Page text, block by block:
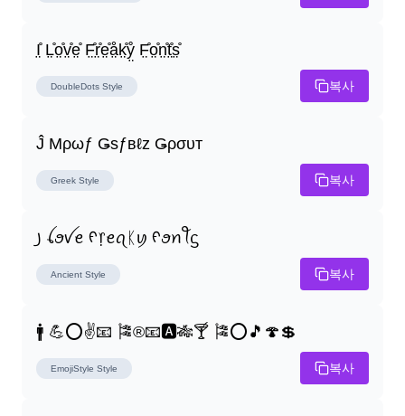
I̤̊ L̤̊o̤̊v̤̊e̤̊ F̤̊r̤̊e̤̊å̤k̤̊ẙ̤ F̤̊o̤̊n̤̊t̤̊s̤̊
DoubleDots Style 복사
Ĵ Μρωƒ Ǥѕƒвℓz Ǥρσυт
Greek Style 복사
꠸ ꪶꪮꪜꫀ ᠻ᥅ꫀꪖᛕꪗ ᠻꪮꪀꪻᦓ
Ancient Style 복사
🚹 💪⭕✌📧 🎏®📧🅰🎋🍸 🎏⭕🎵🍄💲
EmojiStyle Style 복사